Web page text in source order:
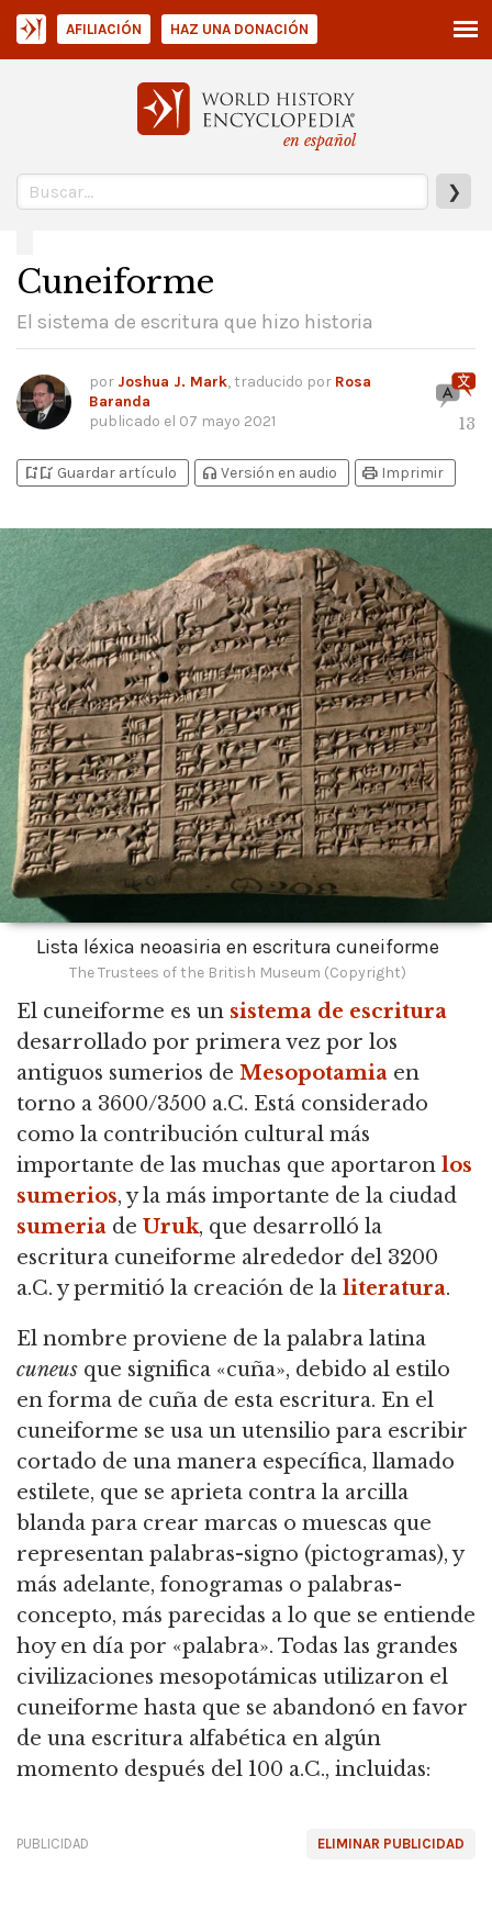
en español
❯
AFILIACIÓN HAZ UNA DONACIÓN
Cuneiforme
El sistema de escritura que hizo historia
por Joshua J. Mark, traducido por Rosa
Baranda
publicado el 07 mayo 2021 13
bookmark_addbookmark_added Guardar artículo headphones Versión en audio print Imprimir
Lista léxica neoasiria en escritura cuneiforme
The Trustees of the British Museum (Copyright)
El cuneiforme es un sistema de escritura
desarrollado por primera vez por los
antiguos sumerios de Mesopotamia en
torno a 3600/3500 a.C. Está considerado
como la contribución cultural más
importante de las muchas que aportaron los
sumerios, y la más importante de la ciudad
sumeria de Uruk, que desarrolló la
escritura cuneiforme alrededor del 3200
a.C. y permitió la creación de la literatura.
El nombre proviene de la palabra latina
cuneus que significa «cuña», debido al estilo
en forma de cuña de esta escritura. En el
cuneiforme se usa un utensilio para escribir
cortado de una manera específica, llamado
estilete, que se aprieta contra la arcilla
blanda para crear marcas o muescas que
representan palabras-signo (pictogramas), y
más adelante, fonogramas o palabras-
concepto, más parecidas a lo que se entiende
hoy en día por «palabra». Todas las grandes
civilizaciones mesopotámicas utilizaron el
cuneiforme hasta que se abandonó en favor
de una escritura alfabética en algún
momento después del 100 a.C., incluidas:
ELIMINAR PUBLICIDAD
PUBLICIDAD